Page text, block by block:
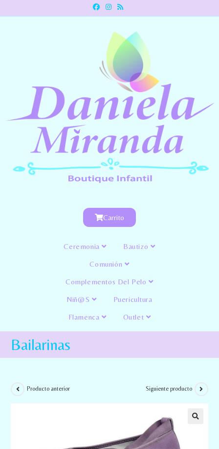
Carrito
Ceremonia Bautizo
Comunión
Complementos Del Pelo
Niñ@s Puericultura
Flamenca Outlet
Bailarinas
Producto anterior Siguiente producto